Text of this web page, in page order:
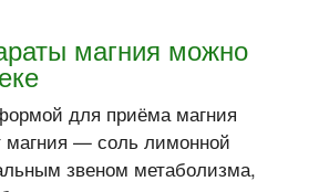
магния можно
для приёма магния
магния — соль лимонной
звеном метаболизма,